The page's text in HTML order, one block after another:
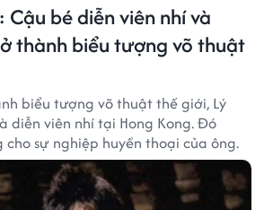
Cậu bé diễn viên nhí và
thành biểu tượng võ thuật
biểu tượng võ thuật thế giới, Lý
diễn viên nhí tại Hong Kong. Đó
sự nghiệp huyền thoại của ông.